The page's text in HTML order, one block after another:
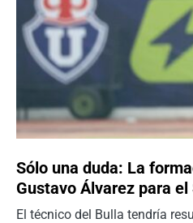
Sólo una duda: La
Gustavo Álvarez para
El técnico del Bulla tendría